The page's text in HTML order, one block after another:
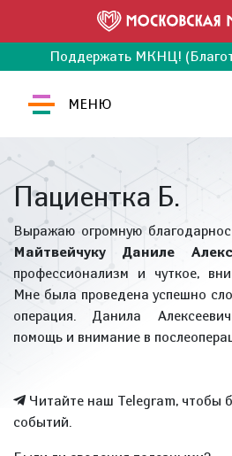
Поддержать МКНЦ!
МЕНЮ
Пациентка Б.
Выражаю огромную
Майтвейчуку Даниле
профессионализм и чуткое,
Мне была проведена успешно
операция. Данила
помощь и внимание в
Читайте наш Telegram, чтобы
событий.